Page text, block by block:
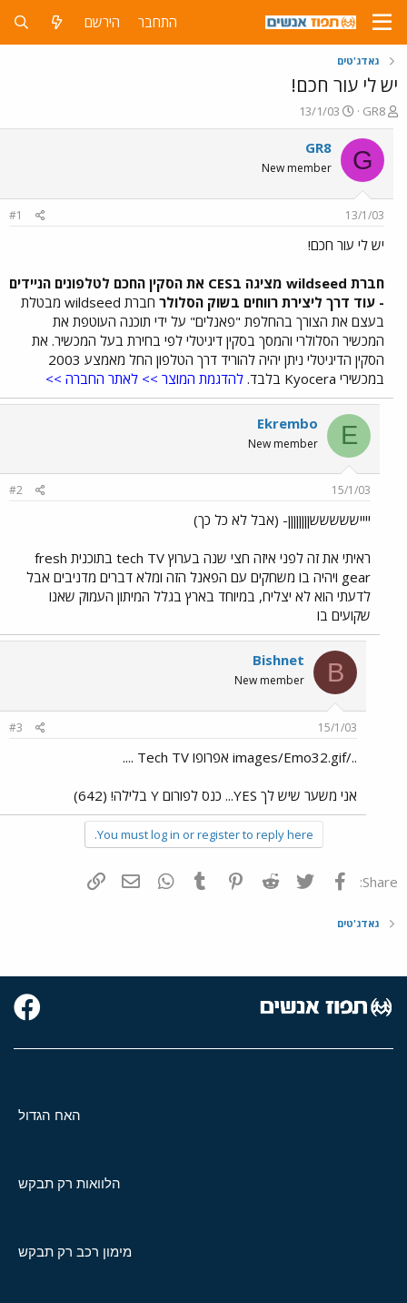
התחבר הירשם
גאדג'טים
יש לי עור חכם!
פ
ו
ת
ח
ה
ש
א
GR8
פ
ו
ר
13/1/03
G
GR8
New member
13/1/03
#1
יש לי עור חכם!
חברת wildseed מציגה בCES את הסקין החכם לטלפונים הניידים
- עוד דרך ליצירת רווחים בשוק הסלולר
חברת wildseed מבטלת
בעצם את הצורך בהחלפת "פאנלים" על ידי תוכנה העוטפת את
המכשיר הסלולרי והמסך בסקין דיגיטלי לפי בחירת בעל המכשיר. את
הסקין הדיגיטלי ניתן יהיה להוריד דרך הטלפון החל מאמצע 2003
במכשירי Kyocera בלבד.
להדגמת המוצר >> לאתר החברה >>
E
Ekrembo
New member
15/1/03
#2
יייישששששןןןןןןןן- (אבל לא כל כך)
ראיתי את זה לפני איזה חצי שנה בערוץ tech TV בתוכנית fresh
gear ויהיה בו משחקים עם הפאנל הזה ומלא דברים מדניבים אבל
לדעתי הוא לא יצליח, במיוחד בארץ בגלל המיתון העמוק שאנו
שקועים בו
B
Bishnet
New member
15/1/03
#3
../images/Emo32.gif אפרופו Tech TV ....
אני משער שיש לך YES... כנס לפורום Y בלילה! (642)
You must log in or register to reply here.
Share: פייסבוק Twitter
Reddit
Pinterest
Tumblr
WhatsAppדואר אלקטרוני
גאדג'טים
האח הגדול
הלוואות רק תבקש
מימון רכב רק תבקש